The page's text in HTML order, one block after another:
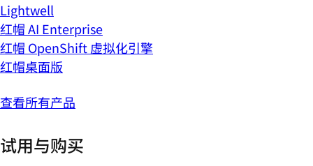
Lightwell
红帽 AI Enterprise
红帽 OpenShift 虚拟化引擎
红帽桌面版
查看所有产品
试用与购买